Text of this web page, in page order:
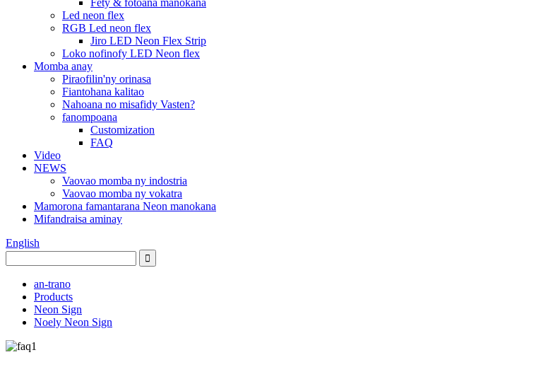
Fety & fotoana manokana
Led neon flex
RGB Led neon flex
Jiro LED Neon Flex Strip
Loko nofinofy LED Neon flex
Momba anay
Piraofilin'ny orinasa
Fiantohana kalitao
Nahoana no misafidy Vasten?
fanompoana
Customization
FAQ
Video
NEWS
Vaovao momba ny indostria
Vaovao momba ny vokatra
Mamorona famantarana Neon manokana
Mifandraisa aminay
English
an-trano
Products
Neon Sign
Noely Neon Sign